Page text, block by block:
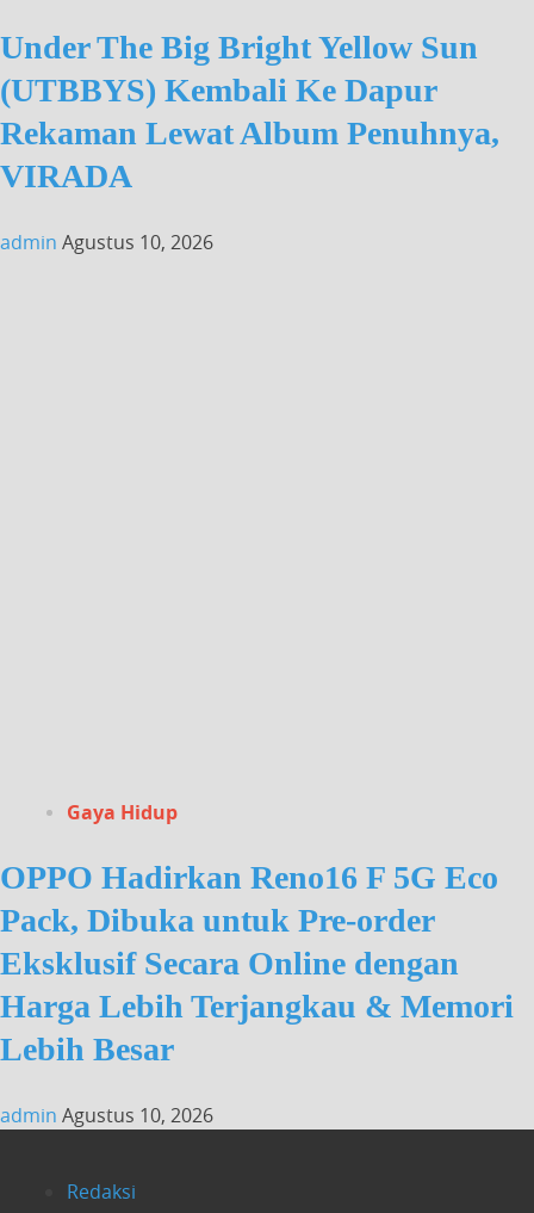
Under The Big Bright Yellow Sun
(UTBBYS) Kembali Ke Dapur
Rekaman Lewat Album Penuhnya,
VIRADA
admin Agustus 10, 2026
Gaya Hidup
OPPO Hadirkan Reno16 F 5G Eco
Pack, Dibuka untuk Pre-order
Eksklusif Secara Online dengan
Harga Lebih Terjangkau & Memori
Lebih Besar
admin Agustus 10, 2026
Redaksi